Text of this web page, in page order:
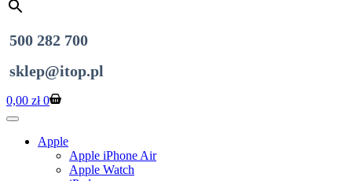
500 282 700
sklep@itop.pl
Koszyk
0,00 zł 0
Apple
Apple iPhone Air
Apple Watch